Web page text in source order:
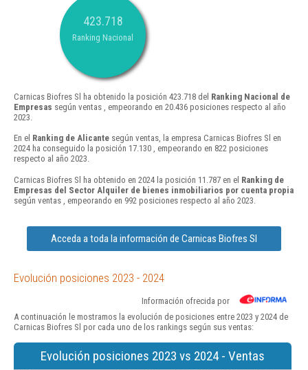
423.718
Ranking Nacional
Carnicas Biofres Sl ha obtenido la posición 423.718 del Ranking Nacional de
Empresas según ventas , empeorando en 20.436 posiciones respecto al año
2023.
En el Ranking de Alicante según ventas, la empresa Carnicas Biofres Sl en
2024 ha conseguido la posición 17.130 , empeorando en 822 posiciones
respecto al año 2023.
Carnicas Biofres Sl ha obtenido en 2024 la posición 11.787 en el Ranking de
Empresas del Sector Alquiler de bienes inmobiliarios por cuenta propia
según ventas , empeorando en 992 posiciones respecto al año 2023.
Acceda a toda la información de Carnicas Biofres Sl
Evolución posiciones 2023 - 2024
Información ofrecida por
A continuación le mostramos la evolución de posiciones entre 2023 y 2024 de
Carnicas Biofres Sl por cada uno de los rankings según sus ventas:
Evolución posiciones 2023 vs 2024 - Ventas